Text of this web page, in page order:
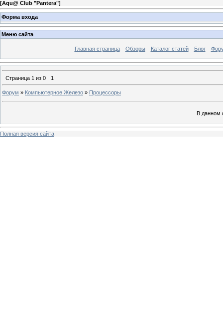
[Aqu@ Club "Pantera"]
Форма входа
Меню сайта
Главная страница Обзоры Каталог статей Блог
Страница 1 из 0 1
Форум » Компьютерное Железо » Процессоры
В данном
Полная версия сайта